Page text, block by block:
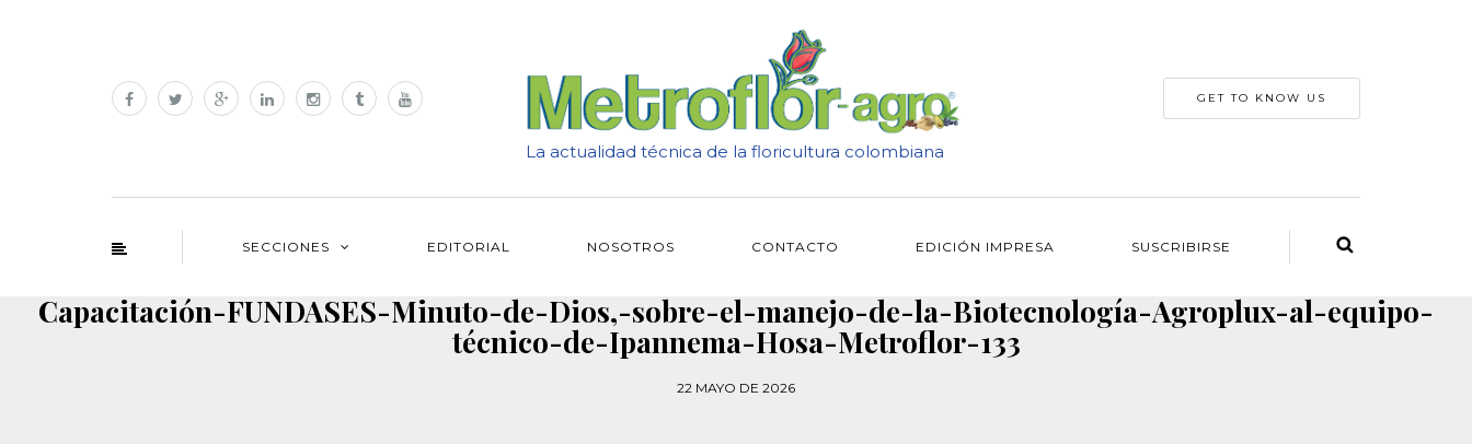
La actualidad técnica de la floricultura colombiana
GET TO KNOW US
SECCIONES EDITORIAL NOSOTROS CONTACTO EDICIÓN IMPRESA SUSCRIBIRSE
Capacitación-FUNDASES-Minuto-de-Dios,-sobre-el-manejo-de-la-Biotecnología-Agroplux-al-equipo-
técnico-de-Ipannema-Hosa-Metroflor-133
22 MAYO DE 2026